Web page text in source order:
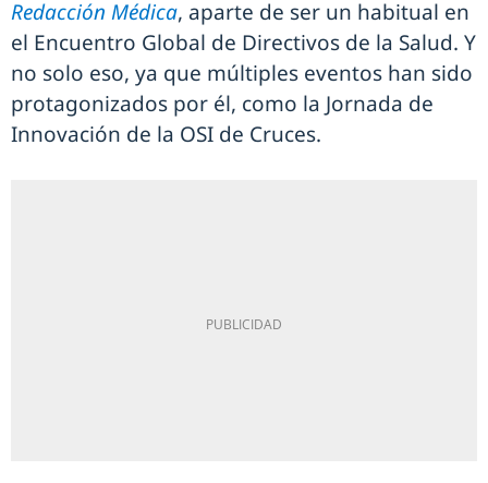
Redacción Médica, aparte de ser un habitual en
el Encuentro Global de Directivos de la Salud. Y
no solo eso, ya que múltiples eventos han sido
protagonizados por él, como la Jornada de
Innovación de la OSI de Cruces.